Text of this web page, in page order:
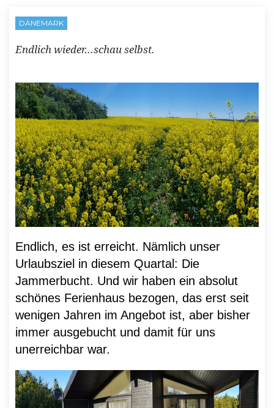
DÄNEMARK
Endlich wieder…schau selbst.
Endlich, es ist erreicht. Nämlich unser
Urlaubsziel in diesem Quartal: Die
Jammerbucht. Und wir haben ein absolut
schönes Ferienhaus bezogen, das erst seit
wenigen Jahren im Angebot ist, aber bisher
immer ausgebucht und damit für uns
unerreichbar war.